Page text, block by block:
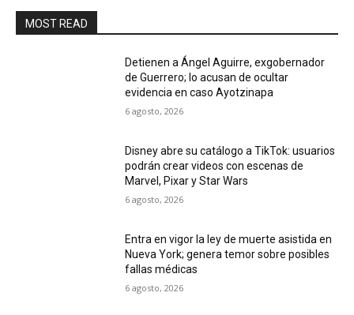
MOST READ
Detienen a Ángel Aguirre, exgobernador
de Guerrero; lo acusan de ocultar
evidencia en caso Ayotzinapa
6 agosto, 2026
Disney abre su catálogo a TikTok: usuarios
podrán crear videos con escenas de
Marvel, Pixar y Star Wars
6 agosto, 2026
Entra en vigor la ley de muerte asistida en
Nueva York; genera temor sobre posibles
fallas médicas
6 agosto, 2026